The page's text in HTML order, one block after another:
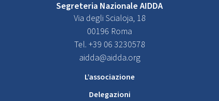
Segreteria Nazionale AIDDA
Via degli Scialoja, 18
00196 Roma
Tel. +39 06 3230578
aidda@aidda.org
L’associazione
Delegazioni